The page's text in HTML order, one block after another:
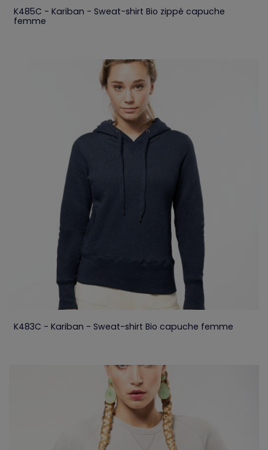
K485C - Kariban - Sweat-shirt Bio zippé capuche
femme
K483C - Kariban - Sweat-shirt Bio capuche femme